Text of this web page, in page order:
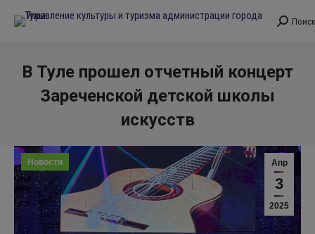
Поиск:
Поиск
В Туле прошел отчетный концерт
Зареченской детской школы
искусств
Апр
3
2025
Новости